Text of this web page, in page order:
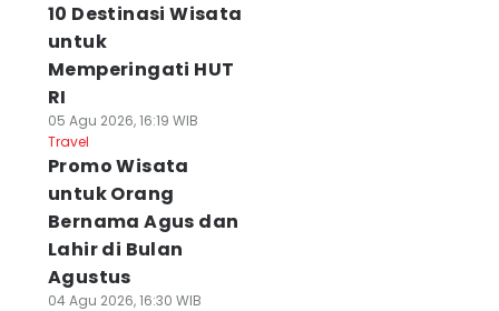
10 Destinasi Wisata
untuk
Memperingati HUT
RI
05 Agu 2026, 16:19 WIB
Travel
Promo Wisata
untuk Orang
Bernama Agus dan
Lahir di Bulan
Agustus
04 Agu 2026, 16:30 WIB